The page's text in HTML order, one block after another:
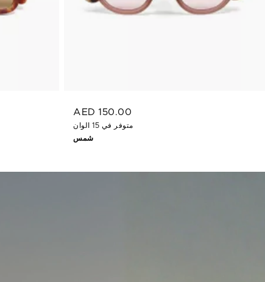
AED 150.00
متوفر في 15 الوان
شمس